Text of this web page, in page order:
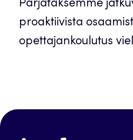
Pärjätäksemme
proaktiivista
opettajankoulutus